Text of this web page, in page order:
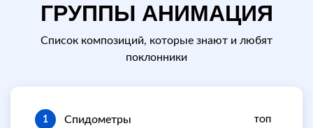
ГРУППЫ АНИМАЦИЯ
Список композиций, которые знают и любят
поклонники
1 Спидометры ТОП